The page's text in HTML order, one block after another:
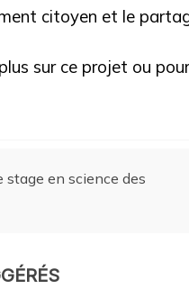
citoyen et le
sur ce projet ou
stage en science des